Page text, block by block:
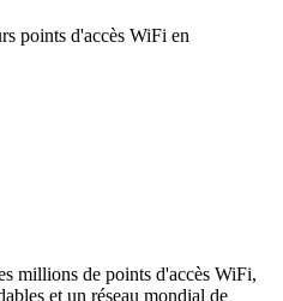
points d'accès WiFi en
millions de points d'accès WiFi,
et un réseau mondial de